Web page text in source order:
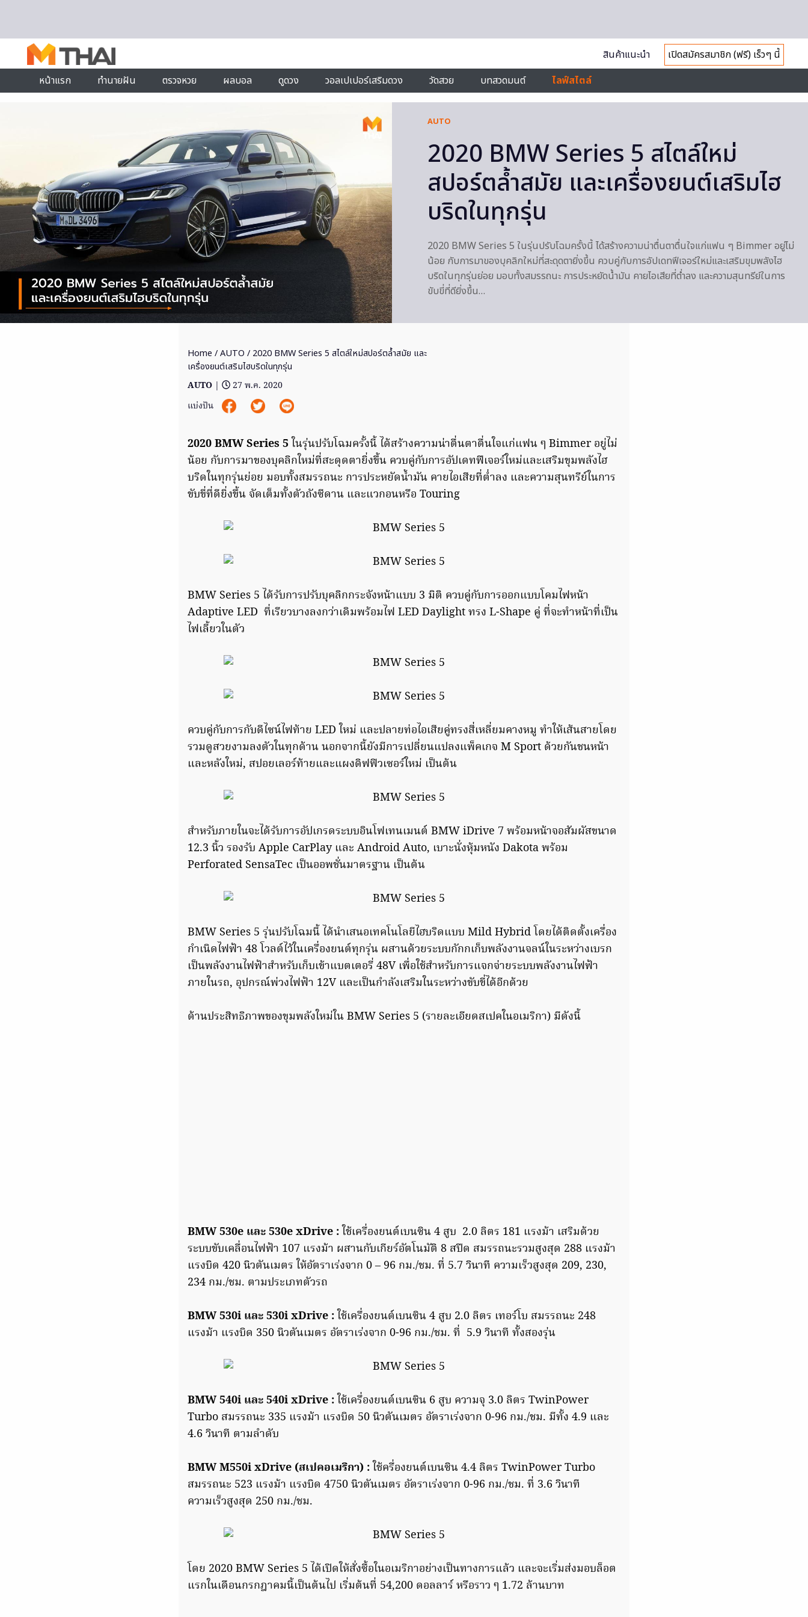
สินค้าแนะนำ
เปิดสมัครสมาชิก (ฟรี) เร็วๆ นี้
หน้าแรก
ทำนายฝัน ตรวจหวย ผลบอล ดูดวง วอลเปเปอร์เสริมดวง วัดสวย บทสวดมนต์ ไลฟ์สไตล์
AUTO
2020 BMW Series 5 สไตล์ใหม่
สปอร์ตล้ำสมัย และเครื่องยนต์เสริมไฮ
บริดในทุกรุ่น
2020 BMW Series 5 ในรุ่นปรับโฉมครั้งนี้ ได้สร้างความน่าตื่นตาตื่นใจแก่แฟน ๆ Bimmer อยู่ไม่
น้อย กับการมาของบุคลิกใหม่ที่สะดุดตายิ่งขึ้น ควบคู่กับการอัปเดทฟีเจอร์ใหม่และเสริมขุมพลังไฮ
บริดในทุกรุ่นย่อย มอบทั้งสมรรถนะ การประหยัดน้ำมัน คายไอเสียที่ต่ำลง และความสุนทรีย์ในการ
ขับขี่ที่ดียิ่งขึ้น…
Home /AUTO / 2020 BMW Series 5 สไตล์ใหม่สปอร์ตล้ำสมัย และ
เครื่องยนต์เสริมไฮบริดในทุกรุ่น
AUTO |
27 พ.ค. 2020
แบ่งปัน
2020 BMW Series 5 ในรุ่นปรับโฉมครั้งนี้ ได้สร้างความน่าตื่นตาตื่นใจแก่แฟน ๆ Bimmer อยู่ไม่
น้อย กับการมาของบุคลิกใหม่ที่สะดุดตายิ่งขึ้น ควบคู่กับการอัปเดทฟีเจอร์ใหม่และเสริมขุมพลังไฮ
บริดในทุกรุ่นย่อย มอบทั้งสมรรถนะ การประหยัดน้ำมัน คายไอเสียที่ต่ำลง และความสุนทรีย์ในการ
ขับขี่ที่ดียิ่งขึ้น จัดเต็มทั้งตัวถังซีดาน และแวกอนหรือ Touring
BMW Series 5 ได้รับการปรับบุคลิกกระจังหน้าแบบ 3 มิติ ควบคู่กับการออกแบบโคมไฟหน้า
Adaptive LED ที่เรียวบางลงกว่าเดิมพร้อมไฟ LED Daylight ทรง L-Shape คู่ ที่จะทำหน้าที่เป็น
ไฟเลี้ยวในตัว
ควบคู่กับการกับดีไซน์ไฟท้าย LED ใหม่ และปลายท่อไอเสียคู่ทรงสี่เหลี่ยมคางหมู ทำให้เส้นสายโดย
รวมดูสวยงามลงตัวในทุกด้าน นอกจากนี้ยังมีการเปลี่ยนแปลงแพ็คเกจ M Sport ด้วยกันชนหน้า
และหลังใหม่, สปอยเลอร์ท้ายและแผงดิฟฟิวเซอร์ใหม่ เป็นต้น
สำหรับภายในจะได้รับการอัปเกรดระบบอินโฟเทนเมนต์ BMW iDrive 7 พร้อมหน้าจอสัมผัสขนาด
12.3 นิ้ว รองรับ Apple CarPlay และ Android Auto, เบาะนั่งหุ้มหนัง Dakota พร้อม
Perforated SensaTec เป็นออพชั่นมาตรฐาน เป็นต้น
BMW Series 5 รุ่นปรับโฉมนี้ ได้นำเสนอเทคโนโลยีไฮบริดแบบ Mild Hybrid โดยได้ติดตั้งเครื่อง
กำเนิดไฟฟ้า 48 โวลต์ไว้ในเครื่องยนต์ทุกรุ่น ผสานด้วยระบบกักกเก็บพลังงานจลน์ในระหว่างเบรก
เป็นพลังงานไฟฟ้าสำหรับเก็บเข้าแบตเตอรี่ 48V เพื่อใช้สำหรับการแจกจ่ายระบบพลังงานไฟฟ้า
ภายในรถ, อุปกรณ์พ่วงไฟฟ้า 12V และเป็นกำลังเสริมในระหว่างขับขี่ได้อีกด้วย
ด้านประสิทธิภาพของขุมพลังใหม่ใน BMW Series 5 (รายละเอียดสเปคในอเมริกา) มีดังนี้
BMW 530e และ 530e xDrive :ใช้เครื่องยนต์เบนซิน 4 สูบ 2.0 ลิตร 181 แรงม้า เสริมด้วย
ระบบขับเคลื่อนไฟฟ้า 107 แรงม้า ผสานกับเกียร์อัตโนมัติ 8 สปีด สมรรถนะรวมสูงสุด 288 แรงม้า
แรงบิด 420 นิวตันเมตร ให้อัตราเร่งจาก 0 – 96 กม./ชม. ที่ 5.7 วินาที ความเร็วสูงสุด 209, 230,
234 กม./ชม. ตามประเภทตัวรถ
BMW 530i และ 530i xDrive :ใช้เครื่องยนต์เบนซิน 4 สูบ 2.0 ลิตร เทอร์โบ สมรรถนะ 248
แรงม้า แรงบิด 350 นิวตันเมตร อัตราเร่งจาก 0-96 กม./ชม. ที่ 5.9 วินาที ทั้งสองรุ่น
BMW 540i และ 540i xDrive :ใช้เครื่องยนต์เบนซิน 6 สูบ ความจุ 3.0 ลิตร TwinPower
Turbo สมรรถนะ 335 แรงม้า แรงบิด 50 นิวตันเมตร อัตราเร่งจาก 0-96 กม./ชม. มีทั้ง 4.9 และ
4.6 วินาที ตามลำดับ
BMW M550i xDrive (สเปคอเมริกา) :ใช้ครื่องยนต์เบนซิน 4.4 ลิตร TwinPower Turbo
สมรรถนะ 523 แรงม้า แรงบิด 4750 นิวตันเมตร อัตราเร่งจาก 0-96 กม./ชม. ที่ 3.6 วินาที
ความเร็วสูงสุด 250 กม./ชม.
โดย 2020 BMW Series 5 ได้เปิดให้สั่งซื้อในอเมริกาอย่างเป็นทางการแล้ว และจะเริ่มส่งมอบล็อต
แรกในเดือนกรกฎาคมนี้เป็นต้นไป เริ่มต้นที่ 54,200 ดอลลาร์ หรือราว ๆ 1.72 ล้านบาท